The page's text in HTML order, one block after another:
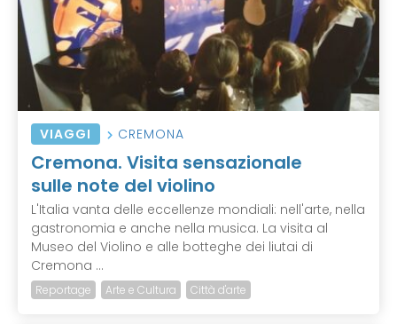
VIAGGI CREMONA
Cremona. Visita sensazionale
sulle note del violino
L'Italia vanta delle eccellenze mondiali: nell'arte, nella
gastronomia e anche nella musica. La visita al
Museo del Violino e alle botteghe dei liutai di
Cremona ...
Reportage Arte e Cultura Città d'arte